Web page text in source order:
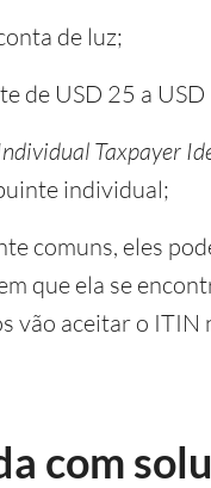
de luz;
de USD 25 a
Taxpayer
individual;
comuns, eles
que ela se
vão aceitar o
com